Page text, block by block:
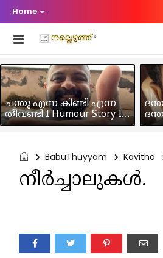
Home
ചന്തു എന്ന കിണ്ടി എന്ന
തീവണ്ടി I Humour Story I
Rajeev Panicker
BabuThuyyam Kavitha
നീർച്ചാലുകൾ.